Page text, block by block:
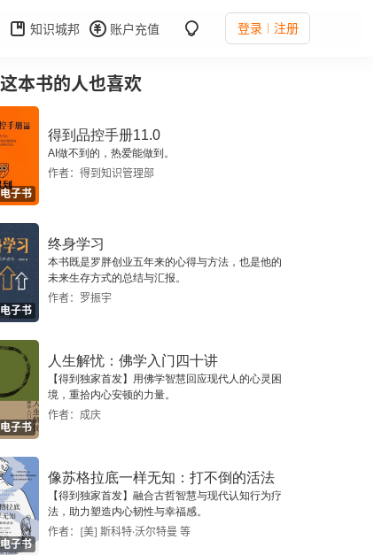
知识城邦 账户充值 登录 注册
本书的人也喜欢
电子书
得到品控手册11.0
AI做不到的，热爱能做到。
作者：得到知识管理部
电子书
终身学习
本书既是罗胖创业五年来的心得与方法，也是他的
未来生存方式的总结与汇报。
作者：罗振宇
电子书
人生解忧：佛学入门四十讲
【得到独家首发】用佛学智慧回应现代人的心灵困
境，重拾内心安顿的力量。
作者：成庆
电子书
像苏格拉底一样无知：打不倒的活法
【得到独家首发】融合古哲智慧与现代认知行为疗
法，助力塑造内心韧性与幸福感。
作者：[美] 斯科特·沃尔特曼 等